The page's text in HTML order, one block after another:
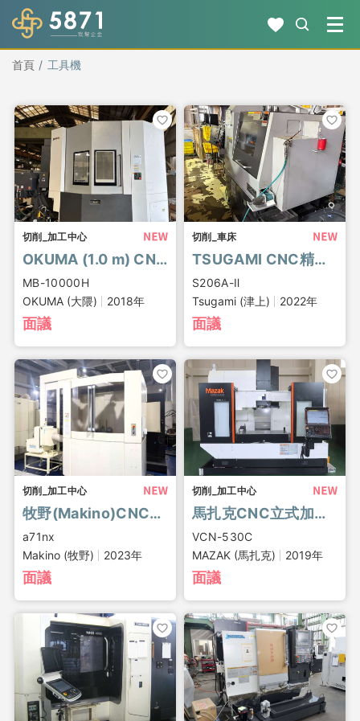
首頁 工具機
切削_加工中心
OKUMA (1.0 m) CNC 臥式加工中心, MB-10000H
MB-10000H
OKUMA (大隈)
2018年
面議
切削_車床
TSUGAMI CNC精密自動車床, S206A-Ⅱ
S206A-Ⅱ
Tsugami (津上)
2022年
面議
切削_加工中心
牧野(Makino)CNC臥式加工中心, a71nx
a71nx
Makino (牧野)
2023年
面議
切削_加工中心
馬扎克CNC立式加工中心, VCN-530C
VCN-530C
MAZAK (馬扎克)
2019年
面議